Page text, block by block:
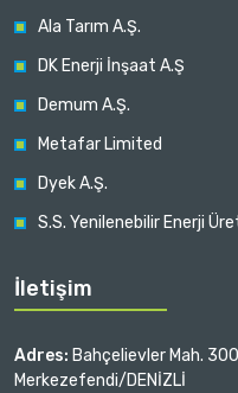
Ala Tarım A.Ş.
DK Enerji İnşaat A.Ş
Demum A.Ş.
Metafar Limited
Dyek A.Ş.
S.S. Yenilenebilir Enerji
İletişim
Adres: Bahçelievler Mah.
Merkezefendi/DENİZLİ